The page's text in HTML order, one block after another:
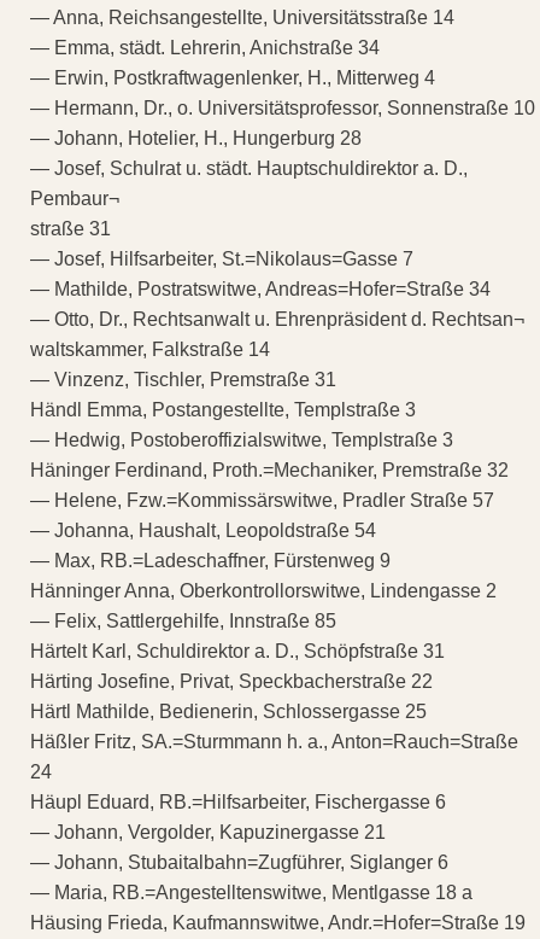
— Anna, Reichsangestellte, Universitätsstraße 14
— Emma, städt. Lehrerin, Anichstraße 34
— Erwin, Postkraftwagenlenker, H., Mitterweg 4
— Hermann, Dr., o. Universitätsprofessor, Sonnenstraße 10
— Johann, Hotelier, H., Hungerburg 28
— Josef, Schulrat u. städt. Hauptschuldirektor a. D.,
Pembaur¬
straße 31
— Josef, Hilfsarbeiter, St.=Nikolaus=Gasse 7
— Mathilde, Postratswitwe, Andreas=Hofer=Straße 34
— Otto, Dr., Rechtsanwalt u. Ehrenpräsident d. Rechtsan¬
waltskammer, Falkstraße 14
— Vinzenz, Tischler, Premstraße 31
Händl Emma, Postangestellte, Templstraße 3
— Hedwig, Postoberoffizialswitwe, Templstraße 3
Häninger Ferdinand, Proth.=Mechaniker, Premstraße 32
— Helene, Fzw.=Kommissärswitwe, Pradler Straße 57
— Johanna, Haushalt, Leopoldstraße 54
— Max, RB.=Ladeschaffner, Fürstenweg 9
Hänninger Anna, Oberkontrollorswitwe, Lindengasse 2
— Felix, Sattlergehilfe, Innstraße 85
Härtelt Karl, Schuldirektor a. D., Schöpfstraße 31
Härting Josefine, Privat, Speckbacherstraße 22
Härtl Mathilde, Bedienerin, Schlossergasse 25
Häßler Fritz, SA.=Sturmmann h. a., Anton=Rauch=Straße
24
Häupl Eduard, RB.=Hilfsarbeiter, Fischergasse 6
— Johann, Vergolder, Kapuzinergasse 21
— Johann, Stubaitalbahn=Zugführer, Siglanger 6
— Maria, RB.=Angestelltenswitwe, Mentlgasse 18 a
Häusing Frieda, Kaufmannswitwe, Andr.=Hofer=Straße 19